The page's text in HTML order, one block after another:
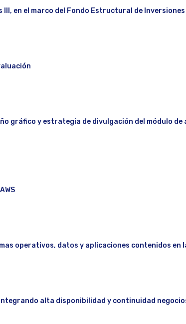
en el marco del Fondo Estructural de
gráfico y estrategia de divulgación del módulo de
operativos, datos y aplicaciones contenidos
alta disponibilidad y continuidad